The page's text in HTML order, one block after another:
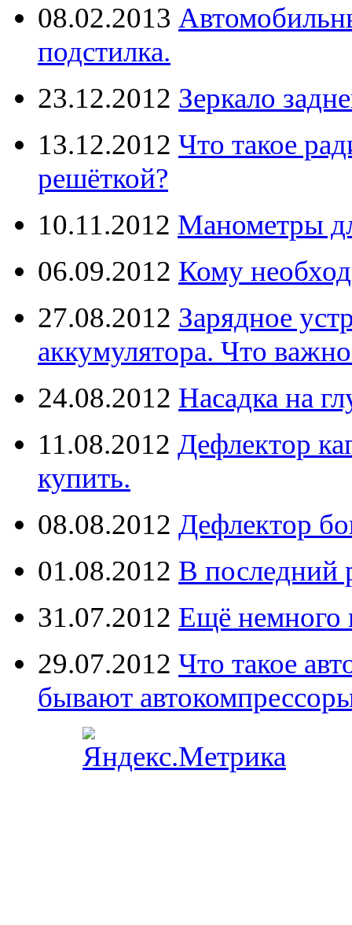
08.02.2013
подстилка.
23.12.2012 Зеркало
13.12.2012 Что такое
решёткой?
10.11.2012 Манометры
06.09.2012 Кому
27.08.2012 Зарядное
аккумулятора. Что
24.08.2012 Насадка на
11.08.2012 Дефлектор
купить.
08.08.2012 Дефлектор
01.08.2012 В последний
31.07.2012 Ещё немного
29.07.2012 Что такое
бывают